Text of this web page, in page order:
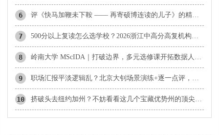
6 评《快马加鞭未下鞍 —— 再寄硕博连读的儿子》的精神内核
7 500分以上复读怎么选学校？2026浙江中高分高复机构解析
8 岭南大学 MScIDA｜打破边界，多元选修课开拓数据人才无限前路
9 职场汇报平淡逻辑乱？北京大钊场景演练+逐一点评，助你快速组织思路
10 挤破头去纽约加州？不妨看看这几个宝藏优势州的顶尖私校吧！